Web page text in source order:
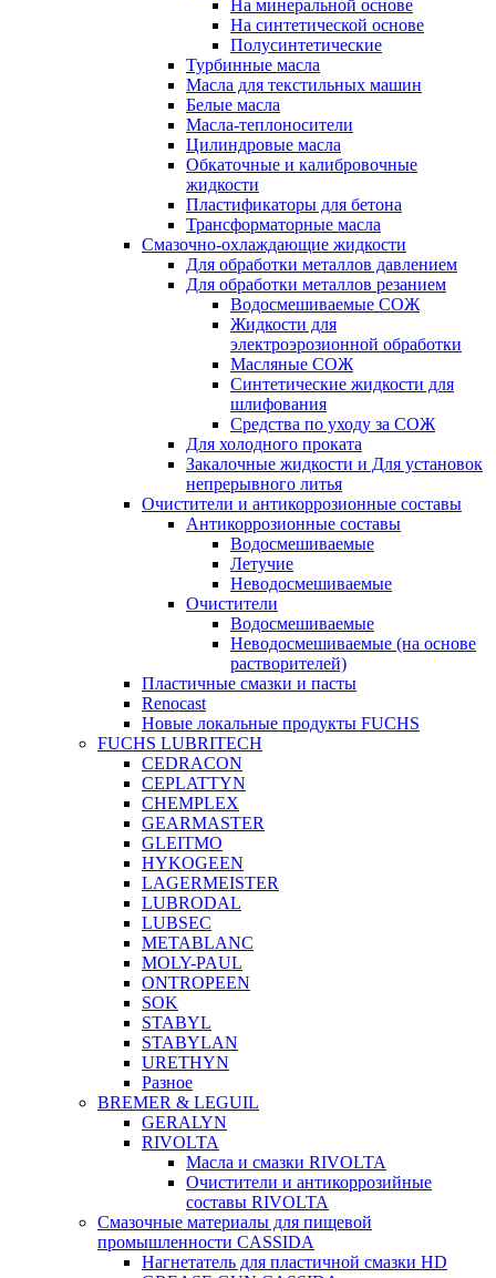
На минеральной основе
На синтетической основе
Полусинтетические
Турбинные масла
Масла для текстильных машин
Белые масла
Масла-теплоносители
Цилиндровые масла
Обкаточные и калибровочные
жидкости
Пластификаторы для бетона
Трансформаторные масла
Смазочно-охлаждающие жидкости
Для обработки металлов давлением
Для обработки металлов резанием
Водосмешиваемые СОЖ
Жидкости для
электроэрозионной обработки
Масляные СОЖ
Синтетические жидкости для
шлифования
Средства по уходу за СОЖ
Для холодного проката
Закалочные жидкости и Для установок
непрерывного литья
Очистители и антикоррозионные составы
Антикоррозионные составы
Водосмешиваемые
Летучие
Неводосмешиваемые
Очистители
Водосмешиваемые
Неводосмешиваемые (на основе
растворителей)
Пластичные смазки и пасты
Renocast
Новые локальные продукты FUCHS
FUCHS LUBRITECH
CEDRACON
CEPLATTYN
CHEMPLEX
GEARMASTER
GLEITMO
HYKOGEEN
LAGERMEISTER
LUBRODAL
LUBSEC
METABLANC
MOLY-PAUL
ONTROPEEN
SOK
STABYL
STABYLAN
URETHYN
Разное
BREMER & LEGUIL
GERALYN
RIVOLTA
Масла и смазки RIVOLTA
Очистители и антикоррозийные
составы RIVOLTA
Смазочные материалы для пищевой
промышленности CASSIDA
Нагнетатель для пластичной смазки HD